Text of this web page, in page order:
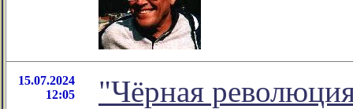
15.07.2024
12:05
"Чёрная